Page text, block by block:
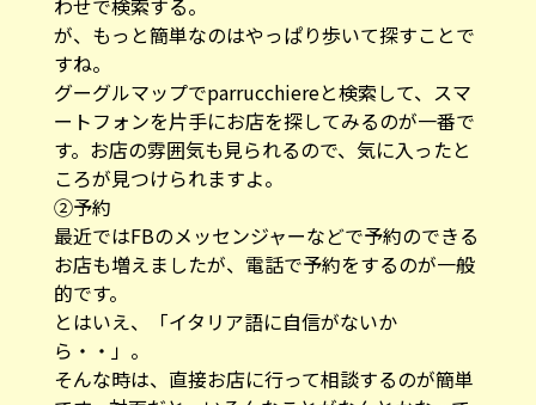
わせで検索する。
が、もっと簡単なのはやっぱり歩いて探すことで
すね。
グーグルマップでparrucchiereと検索して、スマ
ートフォンを片手にお店を探してみるのが一番で
す。お店の雰囲気も見られるので、気に入ったと
ころが見つけられますよ。
②予約
最近ではFBのメッセンジャーなどで予約のできる
お店も増えましたが、電話で予約をするのが一般
的です。
とはいえ、「イタリア語に自信がないか
ら・・」。
そんな時は、直接お店に行って相談するのが簡単